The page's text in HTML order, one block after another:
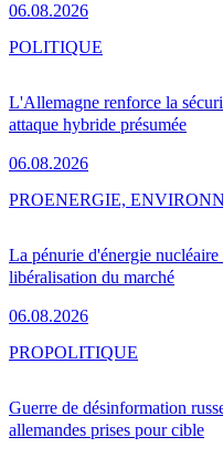
06.08.2026
L'Allemagne renforce la
attaque hybride présumée
06.08.2026
POLITIQUE
La pénurie d'énergie
libéralisation du marché
06.08.2026
PROENERGIE,
Guerre de désinformation
allemandes prises pour cible
PROPOLITIQUE